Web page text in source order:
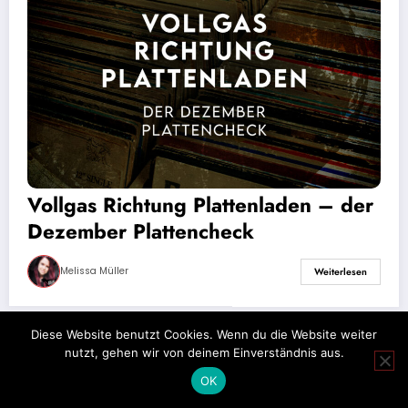
Vollgas Richtung Plattenladen – der
Dezember Plattencheck
Melissa Müller Weiterlesen
Impressum Datenschutz
Diese Website benutzt Cookies. Wenn du die Website weiter
nutzt, gehen wir von deinem Einverständnis aus.
OK